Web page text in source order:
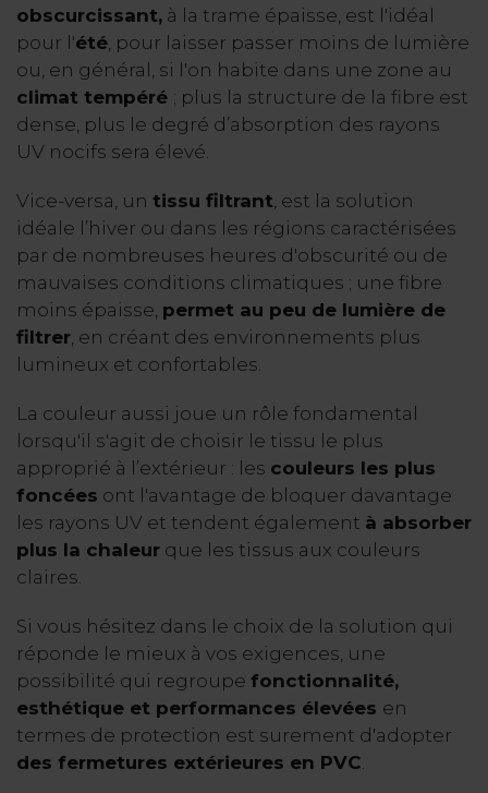
obscurcissant, à la trame épaisse, est l'idéal
pour l'été , pour laisser passer moins de lumière
ou, en général, si l'on habite dans une zone au
climat tempéré ; plus la structure de la fibre est
dense, plus le degré d’absorption des rayons
UV nocifs sera élevé.
Vice-versa, un tissu filtrant , est la solution
idéale l’hiver ou dans les régions caractérisées
par de nombreuses heures d'obscurité ou de
mauvaises conditions climatiques ; une fibre
moins épaisse, permet au peu de lumière de
filtrer , en créant des environnements plus
lumineux et confortables.
La couleur aussi joue un rôle fondamental
lorsqu'il s'agit de choisir le tissu le plus
approprié à l’extérieur : les couleurs les plus
foncées ont l'avantage de bloquer davantage
les rayons UV et tendent également à absorber
plus la chaleur que les tissus aux couleurs
claires.
Si vous hésitez dans le choix de la solution qui
réponde le mieux à vos exigences, une
possibilité qui regroupe fonctionnalité,
esthétique et performances élevées en
termes de protection est surement d'adopter
des fermetures extérieures en PVC